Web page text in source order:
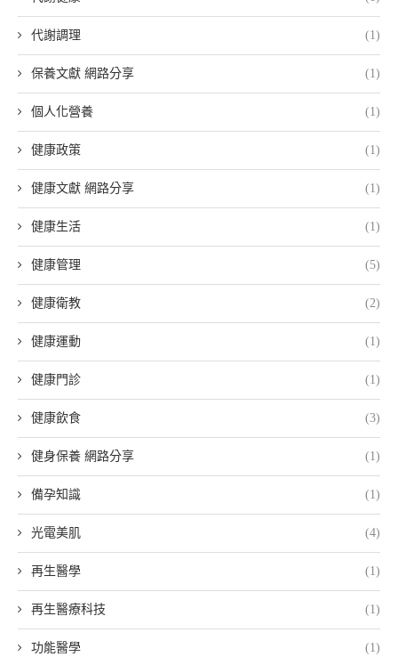
代謝調理 (1)
保養文獻 網路分享 (1)
個人化營養 (1)
健康政策 (1)
健康文獻 網路分享 (1)
健康生活 (1)
健康管理 (5)
健康衛教 (2)
健康運動 (1)
健康門診 (1)
健康飲食 (3)
健身保養 網路分享 (1)
備孕知識 (1)
光電美肌 (4)
再生醫學 (1)
再生醫療科技 (1)
功能醫學 (1)